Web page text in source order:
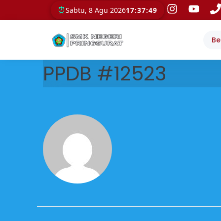
⏰Sabtu, 8 Agu 202617:37:50
PPDB #12523